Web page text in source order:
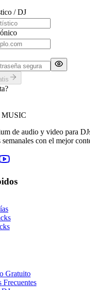
/ DJ
de audio y video para
con el mejor
Gratuito
Frecuentes